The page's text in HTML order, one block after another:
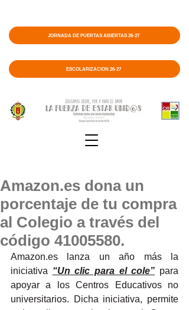
ESCOLARIZACIÓN 26-27
JORNADA DE PUERTAS ABIERTAS 26-27
Amazon.es dona un
porcentaje de tu compra
al Colegio a través del
código 41005580.
Amazon.es lanza un año más la
iniciativa “Un clic para el cole” para
apoyar a los Centros Educativos no
universitarios. Dicha iniciativa, permite